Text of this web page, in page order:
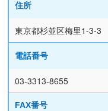
住所
東京都杉並区梅里1-3-3
電話番号
03-3313-8655
FAX番号